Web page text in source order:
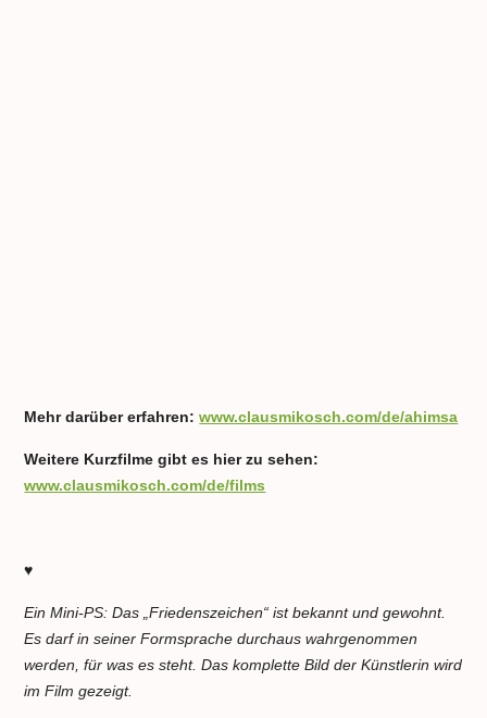
Mehr darüber erfahren:www.clausmikosch.com/de/ahimsa
Weitere Kurzfilme gibt es hier zu sehen:
www.clausmikosch.com/de/films
♥
Ein Mini-PS: Das „Friedenszeichen“ ist bekannt und gewohnt.
Es darf in seiner Formsprache durchaus wahrgenommen
werden, für was es steht. Das komplette Bild der Künstlerin wird
im Film gezeigt.